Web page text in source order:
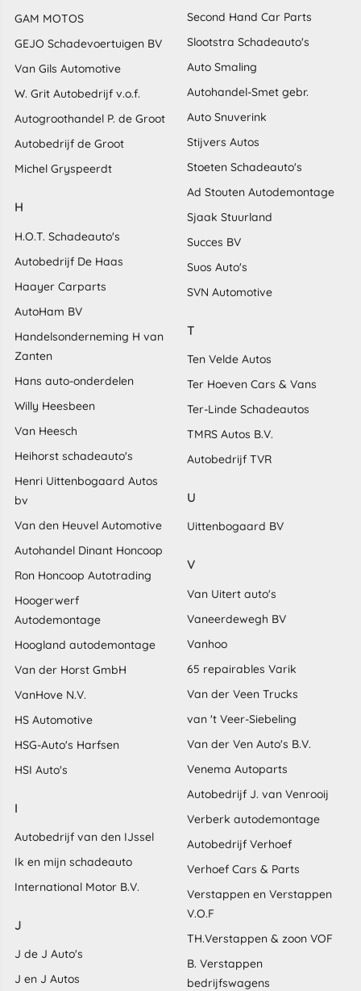
GAM MOTOS
GEJO Schadevoertuigen BV
Van Gils Automotive
W. Grit Autobedrijf v.o.f.
Autogroothandel P. de Groot
Autobedrijf de Groot
Michel Gryspeerdt
H
H.O.T. Schadeauto's
Autobedrijf De Haas
Haayer Carparts
AutoHam BV
Handelsonderneming H van
Zanten
Hans auto-onderdelen
Willy Heesbeen
Van Heesch
Heihorst schadeauto's
Henri Uittenbogaard Autos
bv
Van den Heuvel Automotive
Autohandel Dinant Honcoop
Ron Honcoop Autotrading
Hoogerwerf
Autodemontage
Hoogland autodemontage
Van der Horst GmbH
VanHove N.V.
HS Automotive
HSG-Auto's Harfsen
HSI Auto's
I
Autobedrijf van den IJssel
Ik en mijn schadeauto
International Motor B.V.
J
J de J Auto's
J en J Autos
Second Hand Car Parts
Slootstra Schadeauto's
Auto Smaling
Autohandel-Smet gebr.
Auto Snuverink
Stijvers Autos
Stoeten Schadeauto's
Ad Stouten Autodemontage
Sjaak Stuurland
Succes BV
Suos Auto's
SVN Automotive
T
Ten Velde Autos
Ter Hoeven Cars & Vans
Ter-Linde Schadeautos
TMRS Autos B.V.
Autobedrijf TVR
U
Uittenbogaard BV
V
Van Uitert auto's
Vaneerdewegh BV
Vanhoo
65 repairables Varik
Van der Veen Trucks
van 't Veer-Siebeling
Van der Ven Auto's B.V.
Venema Autoparts
Autobedrijf J. van Venrooij
Verberk autodemontage
Autobedrijf Verhoef
Verhoef Cars & Parts
Verstappen en Verstappen
V.O.F
TH.Verstappen & zoon VOF
B. Verstappen
bedrijfswagens